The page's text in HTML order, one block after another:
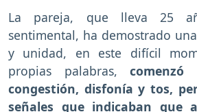
La pareja, que lleva 25
sentimental, ha demostrado
y unidad, en este difícil
propias palabras, comenzó
congestión, disfonía y tos,
señales que indicaban que